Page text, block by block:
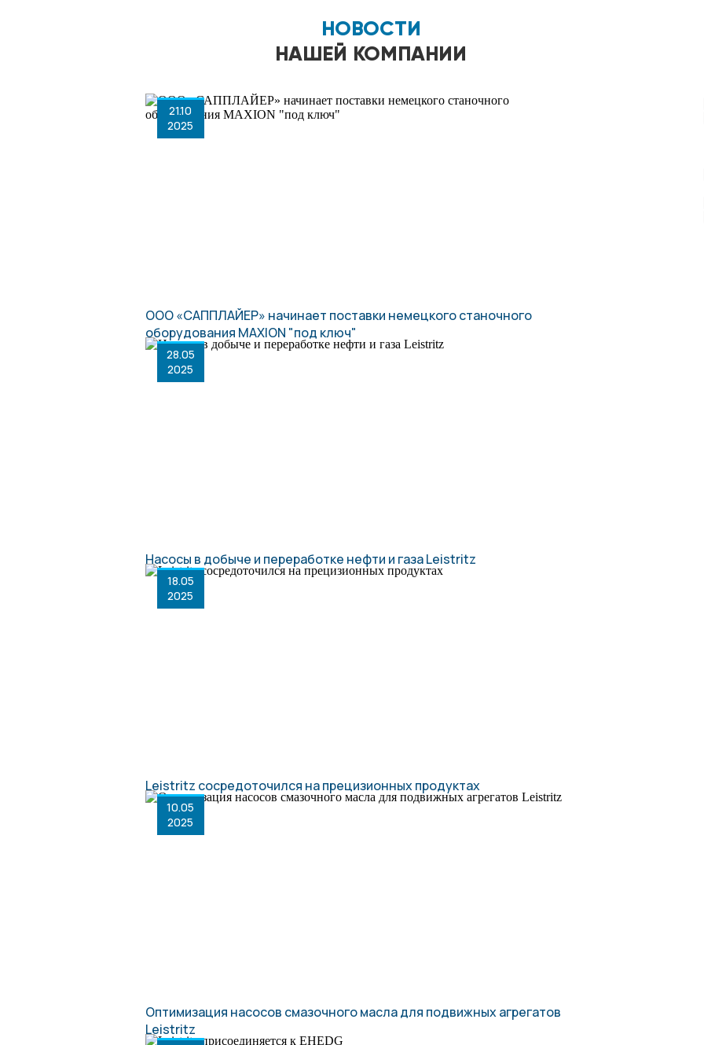
НОВОСТИ
НАШЕЙ КОМПАНИИ
21.10
2025
ООО «САППЛАЙЕР» начинает поставки немецкого станочного
оборудования MAXION "под ключ"
28.05
2025
Насосы в добыче и переработке нефти и газа Leistritz
18.05
2025
Leistritz сосредоточился на прецизионных продуктах
10.05
2025
Оптимизация насосов смазочного масла для подвижных агрегатов
Leistritz